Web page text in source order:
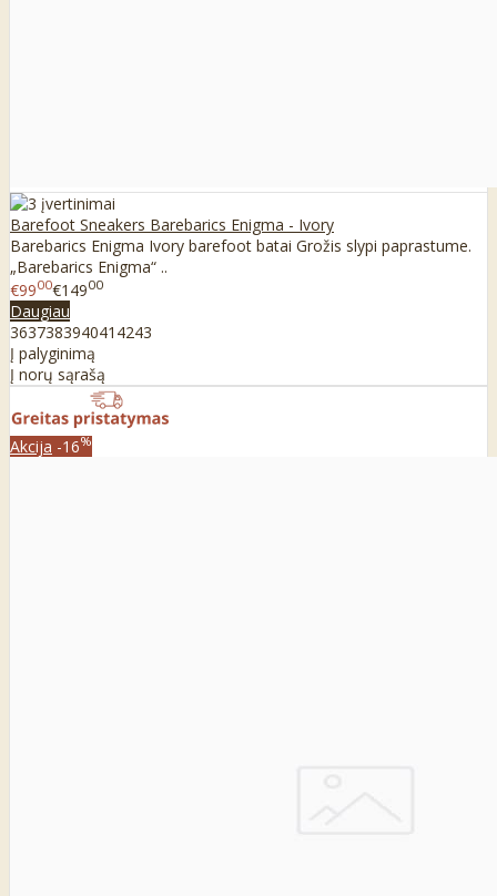
Barefoot Sneakers Barebarics Enigma - Ivory
Barebarics Enigma Ivory barefoot batai Grožis slypi paprastume.
„Barebarics Enigma“ ..
€9900€14900
Daugiau
363738394041 4243
Į palyginimą
Į norų sąrašą
Akcija -16%